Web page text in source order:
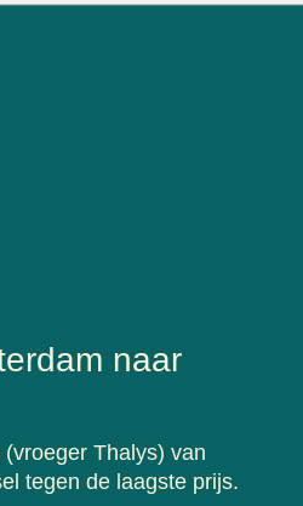
naar
Thalys) van
tegen de laagste prijs.